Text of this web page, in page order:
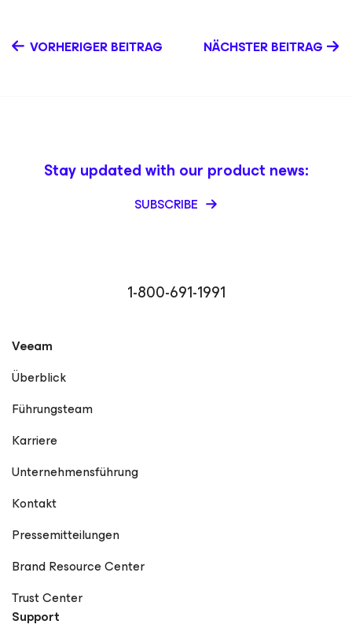
resilience building, policy creation, and security
VORHERIGER BEITRAG NÄCHSTER BEITRAG
1-800-691-1991
Stay updated with our product news:
SUBSCRIBE
Veeam
Überblick
Führungsteam
Karriere
Unternehmensführung
Kontakt
Pressemitteilungen
Brand Resource Center
Trust Center
Support